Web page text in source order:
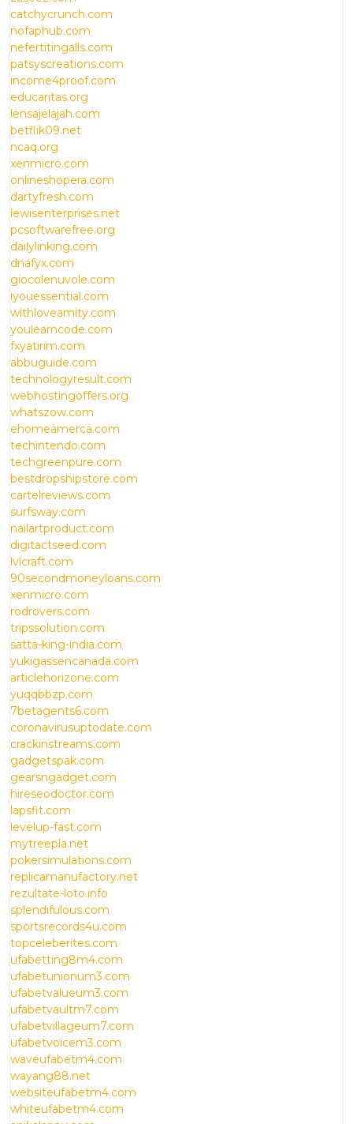
catchycrunch.com
nofaphub.com
nefertitingalls.com
patsyscreations.com
income4proof.com
educaritas.org
lensajelajah.com
betflik09.net
ncaq.org
xenmicro.com
onlineshopera.com
dartyfresh.com
lewisenterprises.net
pcsoftwarefree.org
dailylinking.com
dnafyx.com
giocolenuvole.com
iyouessential.com
withloveamity.com
youlearncode.com
fxyatirim.com
abbuguide.com
technologyresult.com
webhostingoffers.org
whatszow.com
ehomeamerca.com
techintendo.com
techgreenpure.com
bestdropshipstore.com
cartelreviews.com
surfsway.com
nailartproduct.com
digitactseed.com
lvlcraft.com
90secondmoneyloans.com
xenmicro.com
rodrovers.com
tripssolution.com
satta-king-india.com
yukigassencanada.com
articlehorizone.com
yuqqbbzp.com
7betagents6.com
coronavirusuptodate.com
crackinstreams.com
gadgetspak.com
gearsngadget.com
hireseodoctor.com
lapsfit.com
levelup-fast.com
mytreepla.net
pokersimulations.com
replicamanufactory.net
rezultate-loto.info
splendifulous.com
sportsrecords4u.com
topceleberites.com
ufabetting8m4.com
ufabetunionum3.com
ufabetvalueum3.com
ufabetvaultm7.com
ufabetvillageum7.com
ufabetvoicem3.com
waveufabetm4.com
wayang88.net
websiteufabetm4.com
whiteufabetm4.com